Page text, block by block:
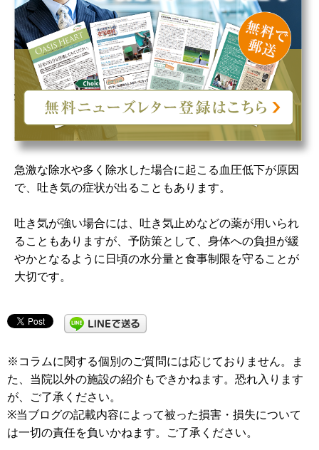
まとめ
透析開始初期には、透析不均衡症候群による吐き気の症
状がみられることがあります。脳に溜まっている老廃物
は血液中の老廃物に比べて透析で除去されにくく、脳圧
が高くなることが原因です。
急激な除水や多く除水した場合に起こる血圧低下が原因
で、吐き気の症状が出ることもあります。
吐き気が強い場合には、吐き気止めなどの薬が用いられ
ることもありますが、予防策として、身体への負担が緩
やかとなるように日頃の水分量と食事制限を守ることが
大切です。
※コラムに関する個別のご質問には応じておりません。ま
た、当院以外の施設の紹介もできかねます。恐れ入ります
が、ご了承ください。
※当ブログの記載内容によって被った損害・損失について
は一切の責任を負いかねます。ご了承ください。